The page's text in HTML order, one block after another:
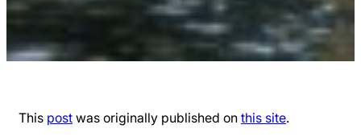
This post was originally published on this site.